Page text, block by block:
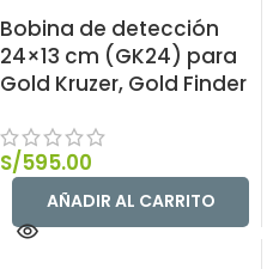
Bobina de detección
24×13 cm (GK24) para
Gold Kruzer, Gold Finder
S/595.00
AÑADIR AL CARRITO